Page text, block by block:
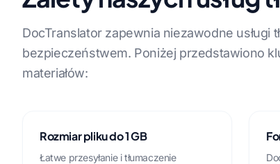
DocTranslator zapewnia niezawodne
bezpieczeństwem. Poniżej przedstawiono
materiałów:
Rozmiar pliku do 1 GB
Łatwe przesyłanie i tłumaczenie